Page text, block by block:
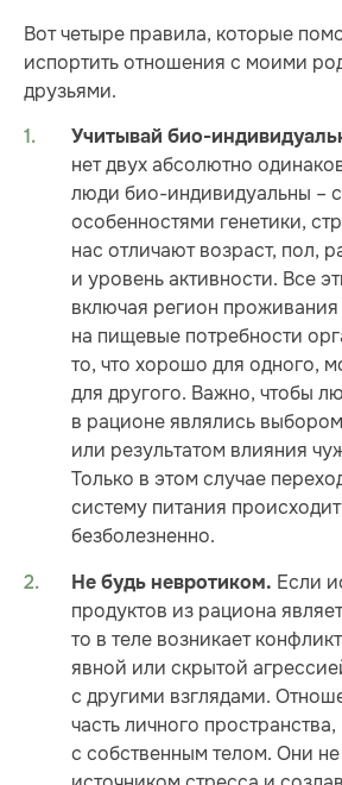
Вот четыре правила, которые
испортить отношения с моими
друзьями.
Учитывай био-
нет двух абсолютно
люди био-индивидуальны –
особенностями генетики,
нас отличают возраст, пол,
и уровень активности. Все
включая регион
на пищевые потребности
то, что хорошо для одного,
для другого. Важно, чтобы
в рационе являлись
или результатом влияния
Только в этом случае
систему питания
безболезненно.
Не будь невротиком. Если
продуктов из рациона
то в теле возникает
явной или скрытой
с другими взглядами.
часть личного
с собственным телом. Они